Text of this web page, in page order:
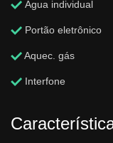
Água individual
Portão eletrônico
Aquec. gás
Interfone